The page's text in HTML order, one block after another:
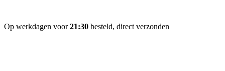
Op werkdagen voor21:30 besteld, direct verzonden